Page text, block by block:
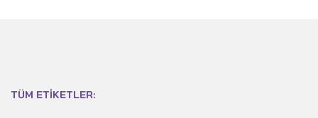
TÜM ETIKETLER: